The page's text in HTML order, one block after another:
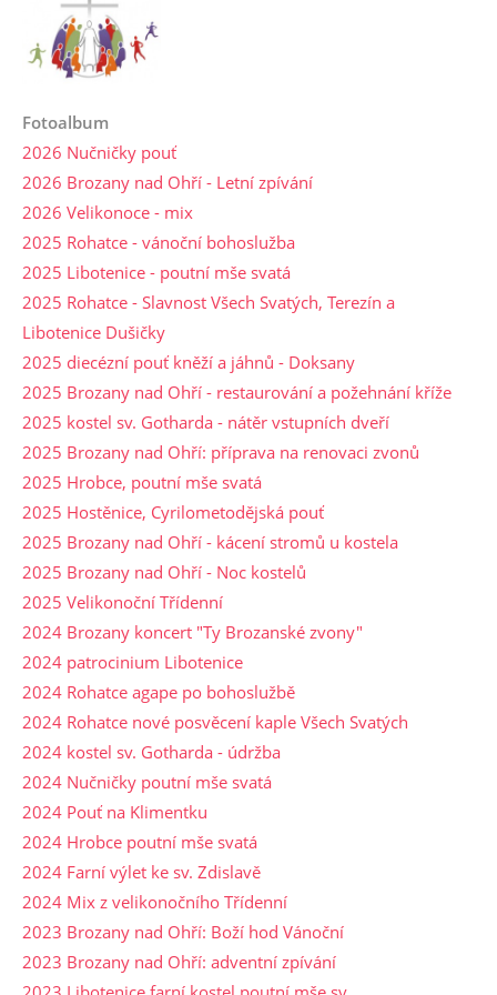
Fotoalbum
2026 Nučničky pouť
2026 Brozany nad Ohří - Letní zpívání
2026 Velikonoce - mix
2025 Rohatce - vánoční bohoslužba
2025 Libotenice - poutní mše svatá
2025 Rohatce - Slavnost Všech Svatých, Terezín a
Libotenice Dušičky
2025 diecézní pouť kněží a jáhnů - Doksany
2025 Brozany nad Ohří - restaurování a požehnání kříže
2025 kostel sv. Gotharda - nátěr vstupních dveří
2025 Brozany nad Ohří: příprava na renovaci zvonů
2025 Hrobce, poutní mše svatá
2025 Hostěnice, Cyrilometodějská pouť
2025 Brozany nad Ohří - kácení stromů u kostela
2025 Brozany nad Ohří - Noc kostelů
2025 Velikonoční Třídenní
2024 Brozany koncert "Ty Brozanské zvony"
2024 patrocinium Libotenice
2024 Rohatce agape po bohoslužbě
2024 Rohatce nové posvěcení kaple Všech Svatých
2024 kostel sv. Gotharda - údržba
2024 Nučničky poutní mše svatá
2024 Pouť na Klimentku
2024 Hrobce poutní mše svatá
2024 Farní výlet ke sv. Zdislavě
2024 Mix z velikonočního Třídenní
2023 Brozany nad Ohří: Boží hod Vánoční
2023 Brozany nad Ohří: adventní zpívání